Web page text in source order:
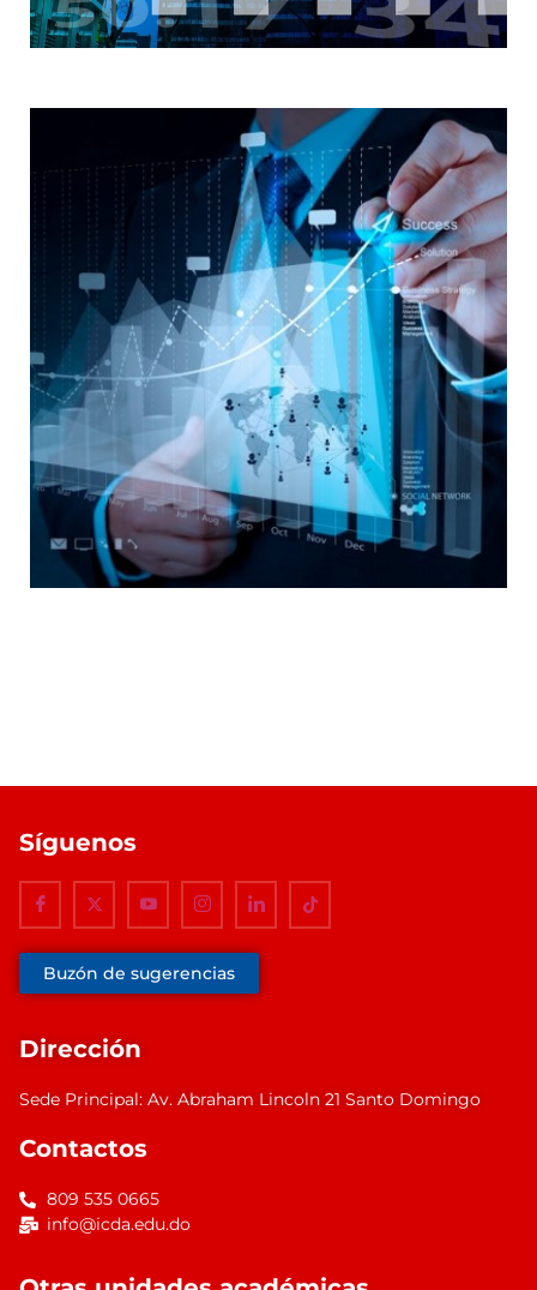
FINANZAS
Síguenos
Buzón de sugerencias
Dirección
Sede Principal: Av. Abraham Lincoln 21 Santo Domingo
Contactos
809 535 0665
info@icda.edu.do